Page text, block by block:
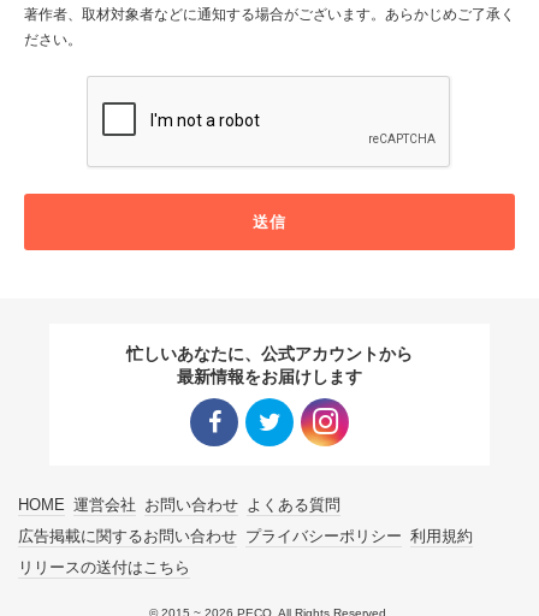
著作者、取材対象者などに通知する場合がございます。あらかじめご了承く
ださい。
送信
忙しいあなたに、公式アカウントから
最新情報をお届けします
HOME 運営会社 お問い合わせ よくある質問
広告掲載に関するお問い合わせ プライバシーポリシー 利用規約
リリースの送付はこちら
© 2015 ~ 2026 PECO. All Rights Reserved.